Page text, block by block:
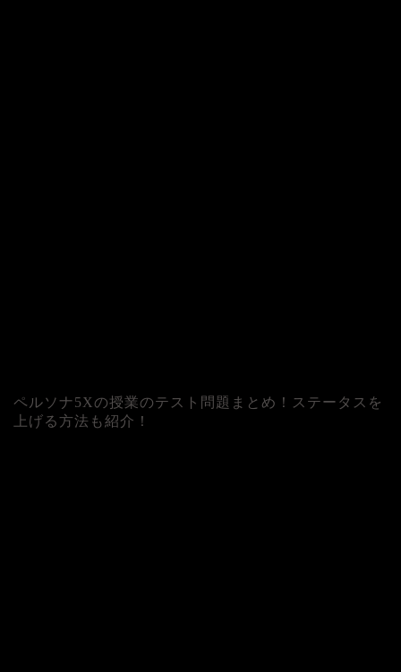
ペルソナ5Xの授業のテスト問題まとめ！ステータスを
上げる方法も紹介！